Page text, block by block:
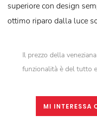
superiore con design
ottimo riparo dalla luce
Il prezzo della
funzionalità è del tutto
MI INTERESSA